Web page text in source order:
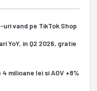
vand pe TikTok Shop
YoY, in Q2 2026, gratie
milioane lei si AOV +8%